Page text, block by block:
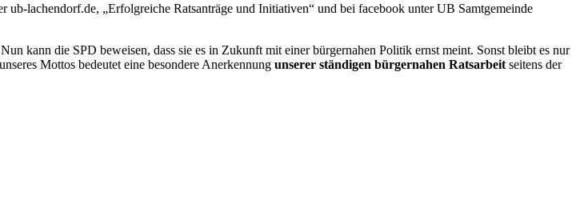
lachendorf.de, „Erfolgreiche Ratsanträge und Initiativen“ und bei facebook unter UB Samtgemeinde
kann die SPD beweisen, dass sie es in Zukunft mit einer bürgernahen Politik ernst meint. Sonst bleibt es nur
Mottos bedeutet eine besondere Anerkennung unserer ständigen bürgernahen Ratsarbeit seitens der